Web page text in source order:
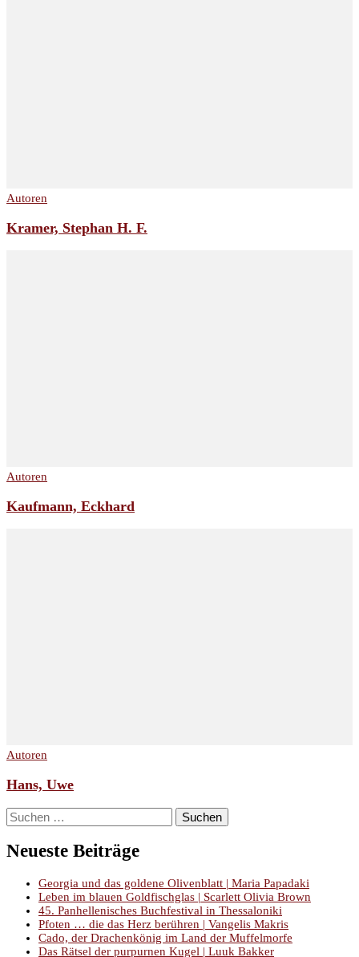
Autoren
Kramer, Stephan H. F.
Autoren
Kaufmann, Eckhard
Autoren
Hans, Uwe
Suchen
nach:
Neueste Beiträge
Georgia und das goldene Olivenblatt | Maria Papadaki
Leben im blauen Goldfischglas | Scarlett Olivia Brown
45. Panhellenisches Buchfestival in Thessaloniki
Pfoten … die das Herz berühren | Vangelis Makris
Cado, der Drachenkönig im Land der Muffelmorfe
Das Rätsel der purpurnen Kugel | Luuk Bakker